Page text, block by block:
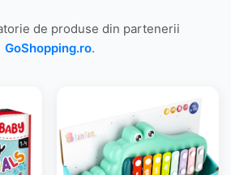
de produse din partenerii
GoShopping.ro.